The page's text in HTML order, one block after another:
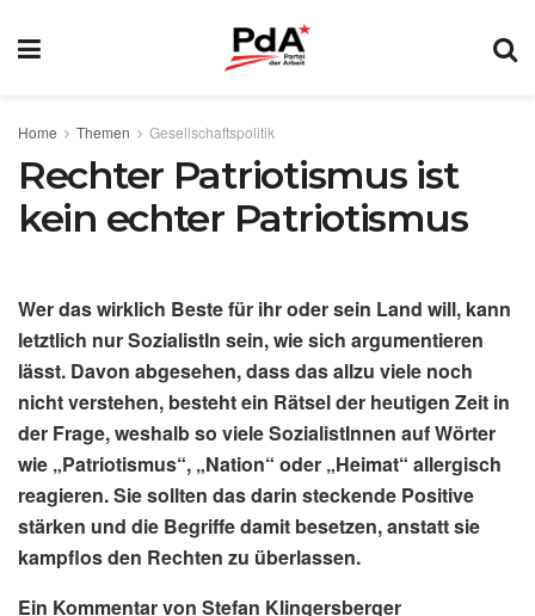
Home Themen Gesellschaftspolitik
Rechter Patriotismus ist
kein echter Patriotismus
Wer das wirklich Beste für ihr oder sein Land will, kann
letztlich nur SozialistIn sein, wie sich argumentieren
lässt. Davon abgesehen, dass das allzu viele noch
nicht verstehen, besteht ein Rätsel der heutigen Zeit in
der Frage, weshalb so viele SozialistInnen auf Wörter
wie „Patriotismus“, „Nation“ oder „Heimat“ allergisch
reagieren. Sie sollten das darin steckende Positive
stärken und die Begriffe damit besetzen, anstatt sie
kampflos den Rechten zu überlassen.
Ein Kommentar von Stefan Klingersberger